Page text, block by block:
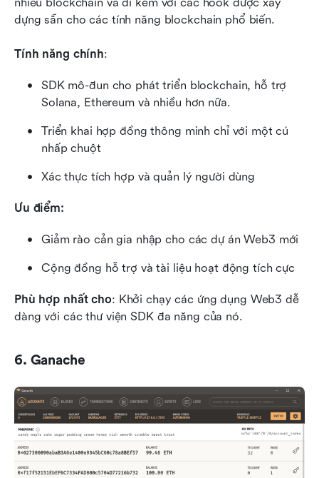
dựng sẵn cho các tính năng blockchain phổ biến.
Tính năng chính:
SDK mô-đun cho phát triển blockchain, hỗ trợ
Solana, Ethereum và nhiều hơn nữa.
Triển khai hợp đồng thông minh chỉ với một cú
nhấp chuột
Xác thực tích hợp và quản lý người dùng
Ưu điểm:
Giảm rào cản gia nhập cho các dự án Web3 mới
Cộng đồng hỗ trợ và tài liệu hoạt động tích cực
Phù hợp nhất cho: Khởi chạy các ứng dụng Web3 dễ
dàng với các thư viện SDK đa năng của nó.
6. Ganache